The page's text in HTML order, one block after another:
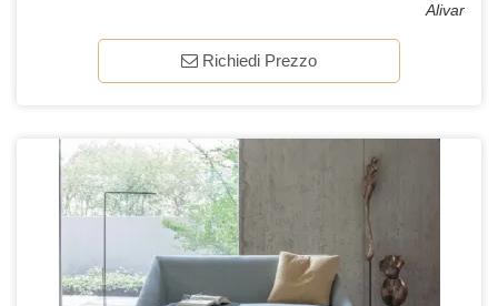
Alivar
Richiedi Prezzo